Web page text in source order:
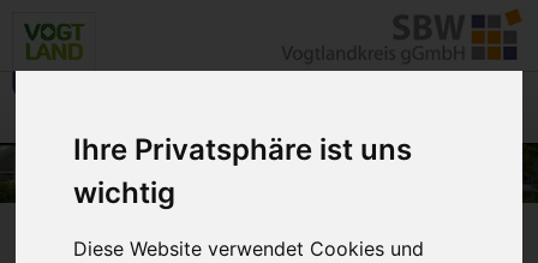
Ihre Privatsphäre ist uns
wichtig
Diese Website verwendet Cookies und
Kontakt & Anfahrt